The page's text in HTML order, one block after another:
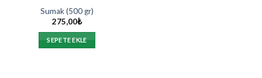
Sumak (500 gr)
275,00₺
SEPETE EKLE